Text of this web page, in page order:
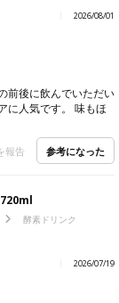
2026/08/01
前後に飲んでいただい
に人気です。 味もほ
報告 参考になった
酵素ドリンク
2026/07/19